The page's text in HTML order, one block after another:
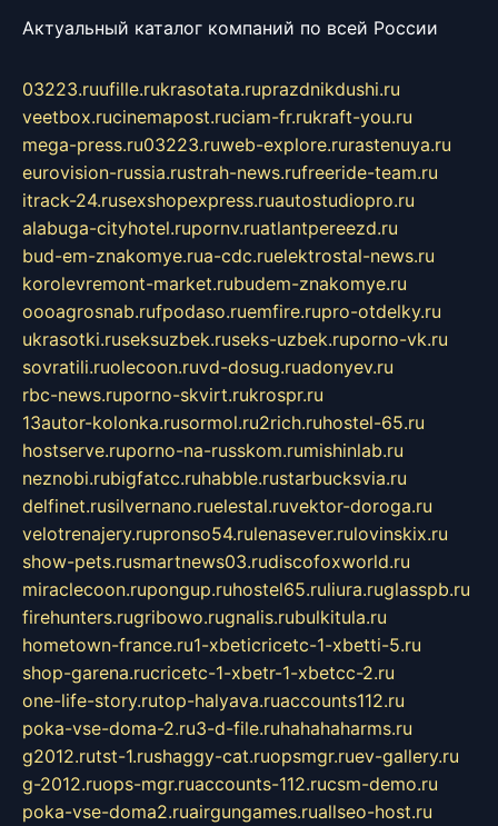
Актуальный каталог компаний по всей России
03223.ruufille.rukrasotata.ruprazdnikdushi.ru
veetbox.rucinemapost.ruciam-fr.rukraft-you.ru
mega-press.ru03223.ruweb-explore.rurastenuya.ru
eurovision-russia.rustrah-news.rufreeride-team.ru
itrack-24.rusexshopexpress.ruautostudiopro.ru
alabuga-cityhotel.rupornv.ruatlantpereezd.ru
bud-em-znakomye.rua-cdc.ruelektrostal-news.ru
korolevremont-market.rubudem-znakomye.ru
oooagrosnab.rufpodaso.ruemfire.rupro-otdelky.ru
ukrasotki.ruseksuzbek.ruseks-uzbek.ruporno-vk.ru
sovratili.ruolecoon.ruvd-dosug.ruadonyev.ru
rbc-news.ruporno-skvirt.rukrospr.ru
13autor-kolonka.rusormol.ru2rich.ruhostel-65.ru
hostserve.ruporno-na-russkom.rumishinlab.ru
neznobi.rubigfatcc.ruhabble.rustarbucksvia.ru
delfinet.rusilvernano.ruelestal.ruvektor-doroga.ru
velotrenajery.rupronso54.rulenasever.rulovinskix.ru
show-pets.rusmartnews03.rudiscofoxworld.ru
miraclecoon.rupongup.ruhostel65.ruliura.ruglasspb.ru
firehunters.rugribowo.rugnalis.rubulkitula.ru
hometown-france.ru1-xbeticricetc-1-xbetti-5.ru
shop-garena.rucricetc-1-xbetr-1-xbetcc-2.ru
one-life-story.rutop-halyava.ruaccounts112.ru
poka-vse-doma-2.ru3-d-file.ruhahahaharms.ru
g2012.rutst-1.rushaggy-cat.ruopsmgr.ruev-gallery.ru
g-2012.ruops-mgr.ruaccounts-112.rucsm-demo.ru
poka-vse-doma2.ruairgungames.ruallseo-host.ru